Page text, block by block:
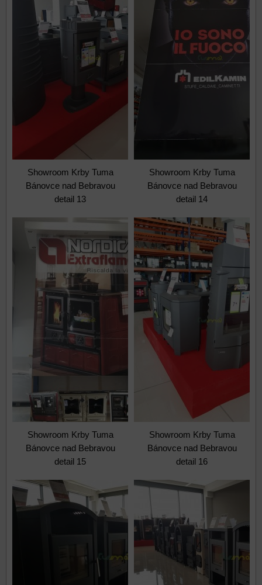
Showroom Krby Tuma
Bánovce nad Bebravou
detail 13
Showroom Krby Tuma
Bánovce nad Bebravou
detail 14
Showroom Krby Tuma
Bánovce nad Bebravou
detail 15
Showroom Krby Tuma
Bánovce nad Bebravou
detail 16